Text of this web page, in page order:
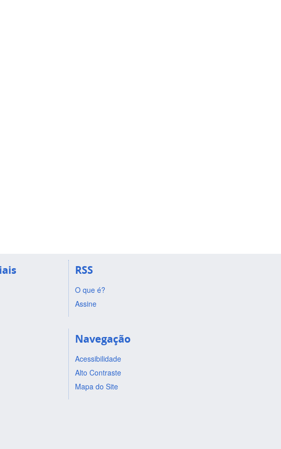
RSS
O que é?
Assine
Navegação
Acessibilidade
Alto Contraste
Mapa do Site